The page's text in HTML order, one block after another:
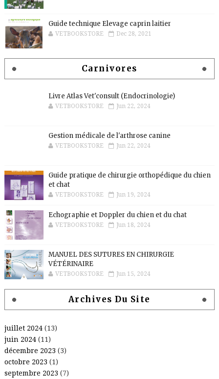
Guide technique Elevage caprin laitier
VETBOOKSTORE Dec 28, 2021
Carnivores
Livre Atlas Vet'consult (Endocrinologie)
VETBOOKSTORE Jun 22, 2024
Gestion médicale de l'arthrose canine
VETBOOKSTORE Jun 22, 2024
Guide pratique de chirurgie orthopédique du chien
et chat
VETBOOKSTORE Jun 19, 2024
Echographie et Doppler du chien et du chat
VETBOOKSTORE Jun 18, 2024
MANUEL DES SUTURES EN CHIRURGIE
VÉTÉRINAIRE
VETBOOKSTORE Jun 15, 2024
Archives Du Site
juillet 2024(13)
juin 2024(11)
décembre 2023 (3)
octobre 2023 (1)
septembre 2023 (7)